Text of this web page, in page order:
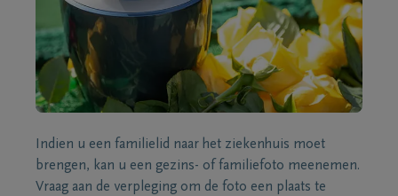
Indien u een familielid naar het ziekenhuis moet
brengen, kan u een gezins- of familiefoto meenemen.
Vraag aan de verpleging om de foto een plaats te